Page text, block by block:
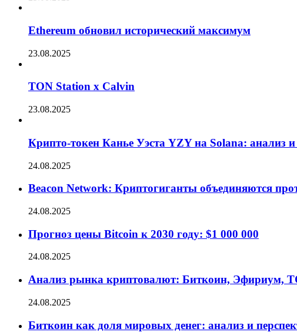
Ethereum обновил исторический максимум
23.08.2025
TON Station x Calvin
23.08.2025
Крипто-токен Канье Уэста YZY на Solana: анализ
24.08.2025
Beacon Network: Криптогиганты объединяются
24.08.2025
Прогноз цены Bitcoin к 2030 году: $1 000 000
24.08.2025
Анализ рынка криптовалют: Биткоин, Эфириум,
24.08.2025
Биткоин как доля мировых денег: анализ и